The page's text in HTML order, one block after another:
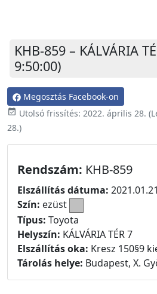
KHB-859 – KÁLVÁRIA
9:50:00)
Megosztás Facebook-on
event_available Utolsó frissítés: 2022. április 28.
28.)
Rendszám: KHB-859
Elszállítás dátuma:
Szín: ezüst
Típus: Toyota
Helyszín: KÁLVÁRIA TÉR 7
Elszállítás oka: Kresz 150§9
Tárolás helye: Budapest, X.